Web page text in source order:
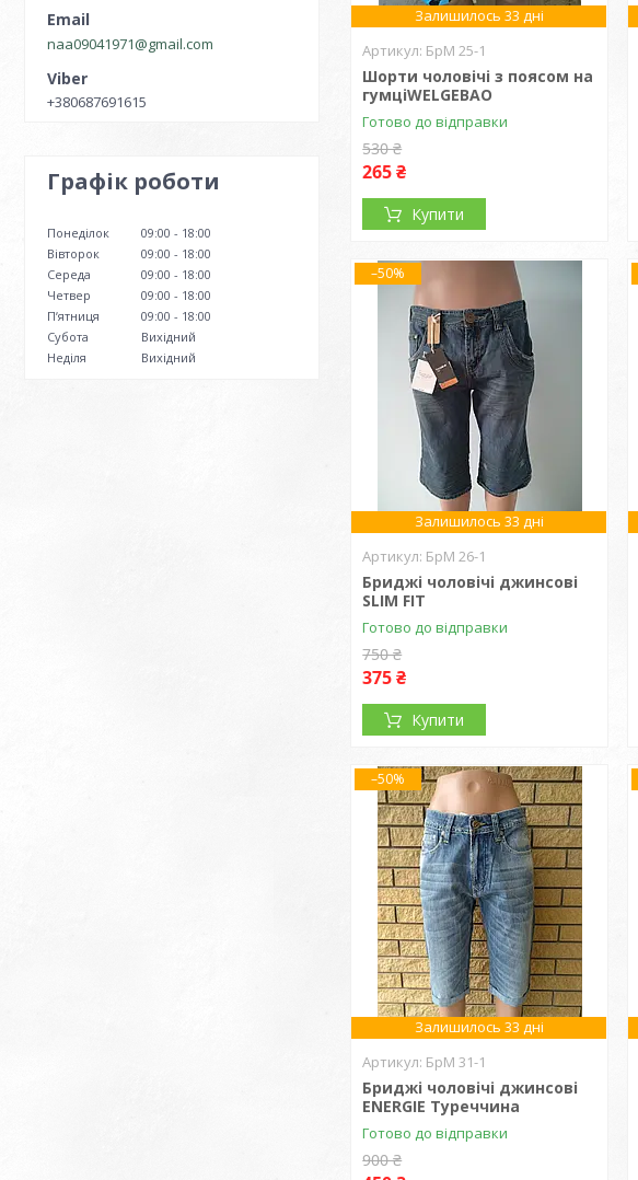
naa09041971@gmail.com
+380687691615
Графік роботи
Понеділок 09:00
18:00
Вівторок
09:00
18:00
Середа
09:00
18:00
Четвер
09:00
18:00
Пʼятниця
09:00
18:00
Субота
Вихідний
Неділя
Вихідний
Залишилось 33 дні
БрМ 25-1
Шорти чоловічі з поясом на
гумціWELGEBAO
Готово до відправки
530 ₴
265 ₴
Купити
–50%
Залишилось 33 дні
БрМ 26-1
Бриджі чоловічі джинсові
SLIM FIT
Готово до відправки
750 ₴
375 ₴
Купити
–50%
Залишилось 33 дні
БрМ 31-1
Бриджі чоловічі джинсові
ENERGIE Туреччина
Готово до відправки
900 ₴